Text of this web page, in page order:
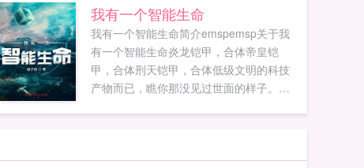
生，也因此改变。如果您喜欢刚毕业的我
成了全职奶爸，别忘记分享给朋友...
我有一个智能生命
我有一个智能生命简介emspemsp关于我
有一个智能生命炎龙铠甲，合体帝皇铠
甲，合体刑天铠甲，合体低级文明的科技
产物而已，瞧你那没见过世面的样子。有